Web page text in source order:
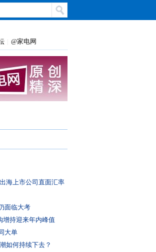
@家电网
海上市公司直面汇率
面临大考
增持迎来年内峰值
大单
如何持续下去？